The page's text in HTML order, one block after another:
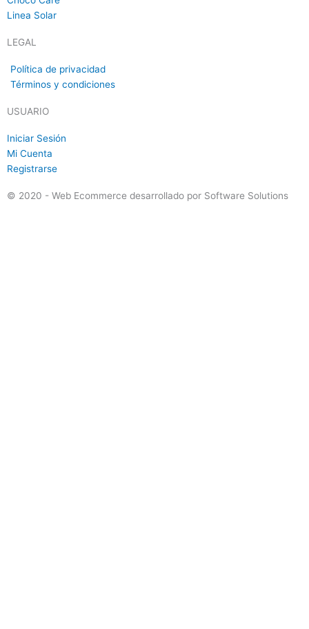
Linea Solar
LEGAL
Política de privacidad
Términos y condiciones
USUARIO
Iniciar Sesión
Mi Cuenta
Registrarse
© 2020 - Web Ecommerce desarrollado por Software Solutions​